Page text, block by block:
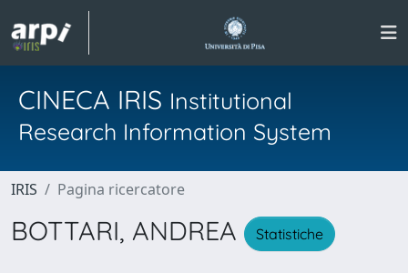
CINECA IRIS Institutional
Research Information System
IRIS Pagina ricercatore
BOTTARI, ANDREA Statistiche